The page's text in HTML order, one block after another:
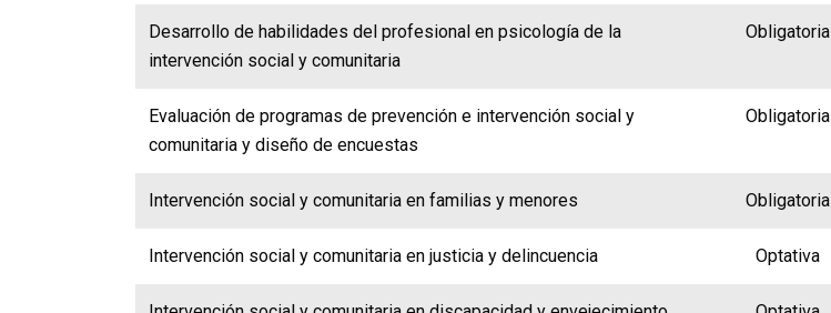
Desarrollo de habilidades del profesional en psicología de la
intervención social y comunitaria
Obligatoria
Evaluación de programas de prevención e intervención social y
comunitaria y diseño de encuestas
Obligatoria
Intervención social y comunitaria en familias y menores Obligatoria
Intervención social y comunitaria en justicia y delincuencia Optativa